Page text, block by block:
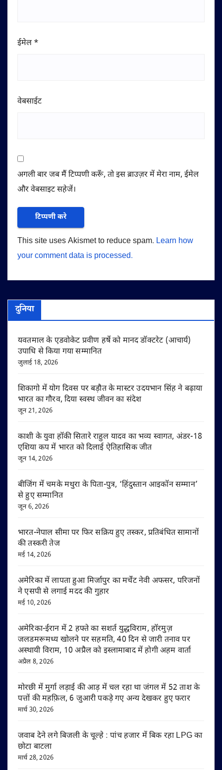
ईमेल *
वेबसाईट
अगली बार जब मैं टिप्पणी करूँ, तो इस ब्राउज़र में मेरा नाम, ईमेल
और वेबसाइट सहेजें।
This site uses Akismet to reduce spam. Learn how
your comment data is processed.
दुनिया
यवतमाल के एडवोकेट प्रवीण हर्षे को मानद डॉक्टरेट (आचार्य)
उपाधि से किया गया सम्मानित
जुलाई 18, 2026
शिकागो में योग दिवस पर बड़ौत के मास्टर उदयभान सिंह ने बढ़ाया
भारत का गौरव, दिया स्वस्थ जीवन का संदेश
जून 21, 2026
काशी के युवा हॉकी सितारे राहुल यादव का भव्य स्वागत, अंडर-18
एशिया कप में भारत को दिलाई ऐतिहासिक जीत
जून 14, 2026
बीजिंग में चमके मथुरा के पिता-पुत्र, ‘हिंदुस्तान आइकॉन सम्मान’
से हुए सम्मानित
जून 6, 2026
भारत-नेपाल सीमा पर फिर सक्रिय हुए तस्कर, प्रतिबंधित सामानों
की तस्करी तेज
मई 14, 2026
अमेरिका में लापता हुआ मिर्जापुर का मर्चेंट नेवी अफसर, परिजनों
ने एसपी से लगाई मदद की गुहार
मई 10, 2026
अमेरिका-ईरान में 2 हफ्ते का सशर्त युद्धविराम, हॉरमुज़
जलडमरूमध्य खोलने पर सहमति, 40 दिन से जारी तनाव पर
अस्थायी विराम, 10 अप्रैल को इस्लामाबाद में होगी अहम वार्ता
अप्रैल 8, 2026
मोरछी में मुर्गा लड़ाई की आड़ में चल रहा था जंगल में 52 ताश के
पत्तों की महफ़िल, 6 जुआरी पकड़े गए अन्य देखकर हुए फरार
मार्च 30, 2026
जवाब देने लगे बिजली के चूल्हे : पांच हजार में बिक रहा LPG का
छोटा बाटला
मार्च 28, 2026